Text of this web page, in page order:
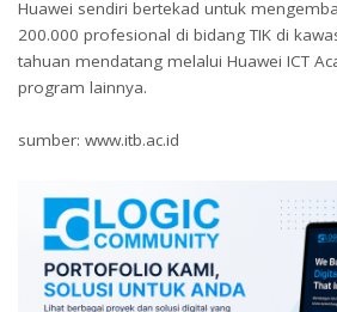
Huawei sendiri bertekad untuk
200.000 profesional di bidang TIK di
tahuan mendatang melalui Huawei ICT
program lainnya.
sumber: www.itb.ac.id